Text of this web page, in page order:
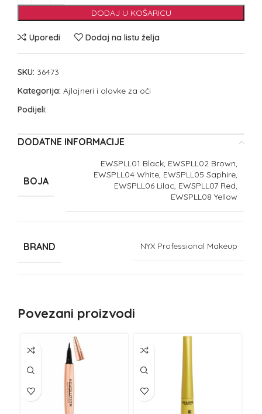
DODAJ U KOŠARICU
Uporedi Dodaj na listu želja
SKU: 36473
Kategorija: Ajlajneri i olovke za oči
Podijeli:
DODATNE INFORMACIJE
BOJA
EWSPLL01 Black, EWSPLL02 Brown,
EWSPLL04 White, EWSPLL05 Saphire,
EWSPLL06 Lilac, EWSPLL07 Red,
EWSPLL08 Yellow
BRAND NYX Professional Makeup
Povezani proizvodi